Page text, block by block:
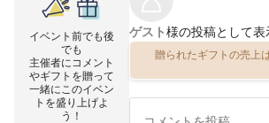
イベント前でも後
でも
主催者にコメント
やギフトを贈って
一緒にこのイベン
トを盛り上げよ
う！
ゲスト様の投稿として表
贈られたギフトの売上